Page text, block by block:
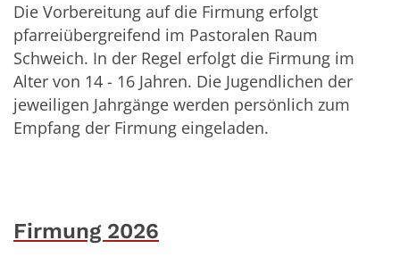
Die Vorbereitung auf die Firmung erfolgt
pfarreiübergreifend im Pastoralen Raum
Schweich. In der Regel erfolgt die Firmung im
Alter von 14 - 16 Jahren. Die Jugendlichen der
jeweiligen Jahrgänge werden persönlich zum
Empfang der Firmung eingeladen.
Firmung 2026